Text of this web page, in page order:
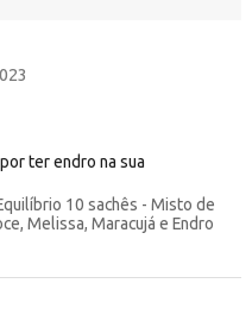
ter endro na sua
10 sachês - Misto de
Melissa, Maracujá e Endro